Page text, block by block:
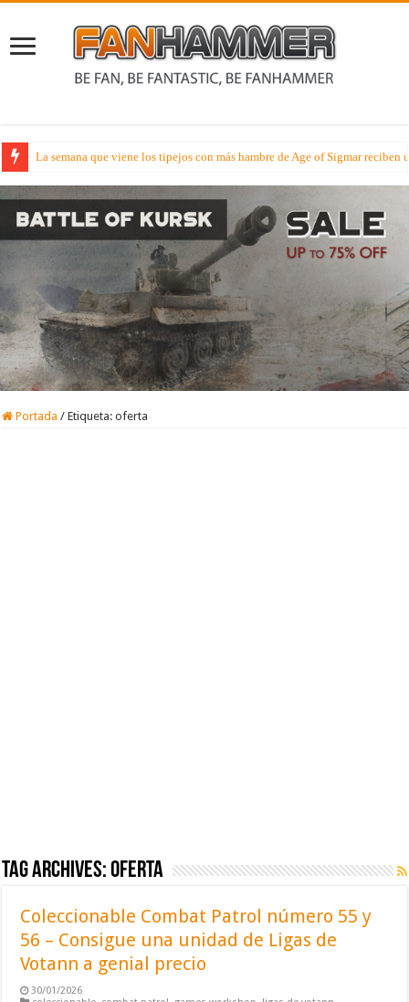
Lectura Veraniega – Hoy disfruta de la novela Señores de la Lanza en
Portada / Etiqueta:oferta
Tag Archives:oferta
Coleccionable Combat Patrol número 55 y
56 – Consigue una unidad de Ligas de
Votann a genial precio
30/01/2026